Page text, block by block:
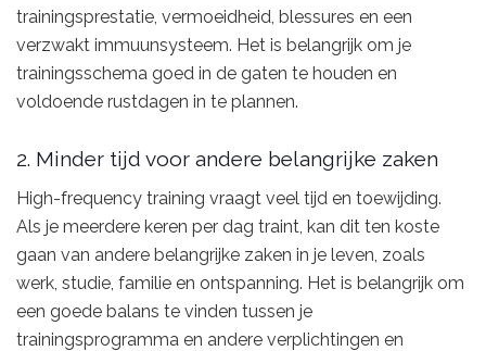
trainingsprestatie, vermoeidheid, blessures en een
verzwakt immuunsysteem. Het is belangrijk om je
trainingsschema goed in de gaten te houden en
voldoende rustdagen in te plannen.
2. Minder tijd voor andere belangrijke zaken
High-frequency training vraagt veel tijd en toewijding.
Als je meerdere keren per dag traint, kan dit ten koste
gaan van andere belangrijke zaken in je leven, zoals
werk, studie, familie en ontspanning. Het is belangrijk om
een goede balans te vinden tussen je
trainingsprogramma en andere verplichtingen en